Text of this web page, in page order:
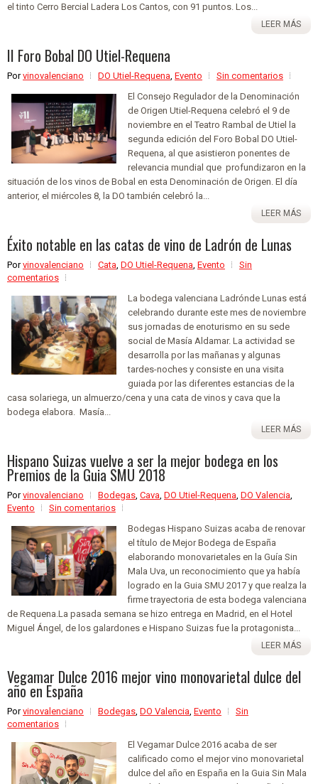
el tinto Cerro Bercial Ladera Los Cantos, con 91 puntos. Los...
LEER MÁS
II Foro Bobal DO Utiel-Requena
Porvinovalenciano DO Utiel-Requena Evento
Sin comentarios
El Consejo Regulador de la Denominación
de Origen Utiel-Requena celebró el 9 de
noviembre en el Teatro Rambal de Utiel la
segunda edición del Foro Bobal DO Utiel-
Requena, al que asistieron ponentes de
relevancia mundial que profundizaron en la
situación de los vinos de Bobal en esta Denominación de Origen. El día
anterior, el miércoles 8, la DO también celebró la...
LEER MÁS
Éxito notable en las catas de vino de Ladrón de Lunas
Porvinovalenciano Cata DO Utiel-Requena Evento
Sin
comentarios
La bodega valenciana Ladrónde Lunas está
celebrando durante este mes de noviembre
sus jornadas de enoturismo en su sede
social de Masía Aldamar. La actividad se
desarrolla por las mañanas y algunas
tardes-noches y consiste en una visita
guiada por las diferentes estancias de la
casa solariega, un almuerzo/cena y una cata de vinos y cava que la
bodega elabora. Masía...
LEER MÁS
Hispano Suizas vuelve a ser la mejor bodega en los
Premios de la Guia SMU 2018
Porvinovalenciano Bodegas Cava DO Utiel-Requena DO Valencia
Evento
Sin comentarios
Bodegas Hispano Suizas acaba de renovar
el título de Mejor Bodega de España
elaborando monovarietales en la Guía Sin
Mala Uva, un reconocimiento que ya había
logrado en la Guia SMU 2017 y que realza la
firme trayectoria de esta bodega valenciana
de Requena.La pasada semana se hizo entrega en Madrid, en el Hotel
Miguel Ángel, de los galardones e Hispano Suizas fue la protagonista...
LEER MÁS
Vegamar Dulce 2016 mejor vino monovarietal dulce del
año en España
Porvinovalenciano Bodegas DO Valencia Evento
Sin
comentarios
El Vegamar Dulce 2016 acaba de ser
calificado como el mejor vino monovarietal
dulce del año en España en la Guia Sin Mala